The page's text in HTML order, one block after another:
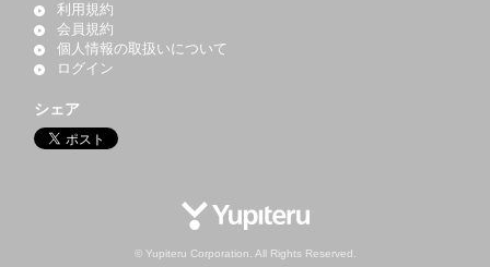
利用規約
会員規約
個人情報の取扱いについて
ログイン
シェア
© Yupiteru Corporation. All Rights Reserved.